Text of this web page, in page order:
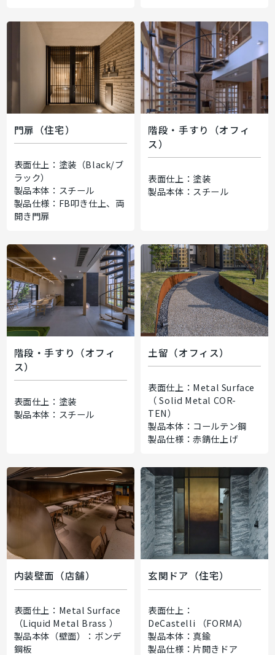
門扉（住宅）
表面仕上：塗装（Black/ブ
ラック）
製品本体：スチール
製品仕様：FB叩き仕上、両
開き門扉
階段・手すり（オフィ
ス）
表面仕上：塗装
製品本体：スチール
階段・手すり（オフィ
ス）
表面仕上：塗装
製品本体：スチール
土留（オフィス）
表面仕上：Metal Surface
（ Solid Metal COR-
TEN）
製品本体：コールテン鋼
製品仕様：赤錆仕上げ
内装壁面（店舗）
表面仕上：Metal Surface
（Liquid Metal Brass ）
製品本体（壁面）：ボンデ
鋼板
玄関ドア（住宅）
表面仕上：
DeCastelli （FORMA）
製品本体：真鍮
製品仕様：片開きドア